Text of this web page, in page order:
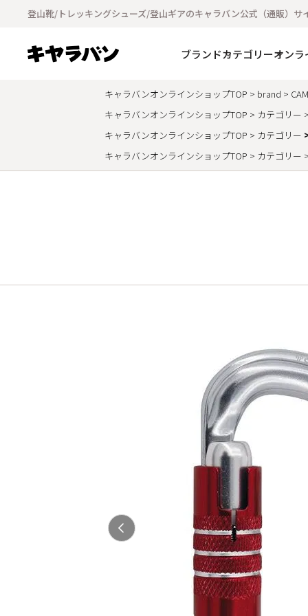
登山靴/トレッキングシューズ/登山ギアのキャラバン公式（通販）サ
ブランドカテゴリーオンラ
キャラバンオンラインショップTOP brand
キャラバンオンラインショップTOP
カテゴリー
キャラバンオンラインショップTOP
カテゴリー
キャラバンオンラインショップTOP
カテゴリー